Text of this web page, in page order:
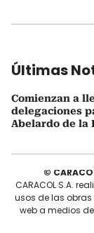
Últimas
Comienzan a
delegaciones
Abelardo de la
©
CARACOL S.A.
usos de las
web a medios